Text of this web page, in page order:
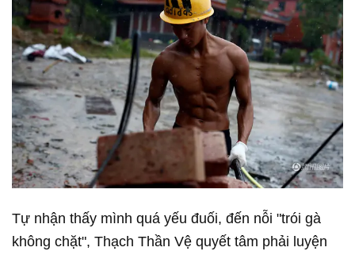
Tự nhận thấy mình quá yếu đuối, đến nỗi "trói gà
không chặt", Thạch Thần Vệ quyết tâm phải luyện